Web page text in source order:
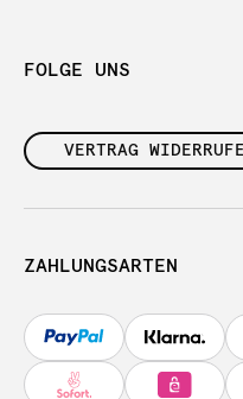
FOLGE UNS
VERTRAG
ZAHLUNGSARTEN